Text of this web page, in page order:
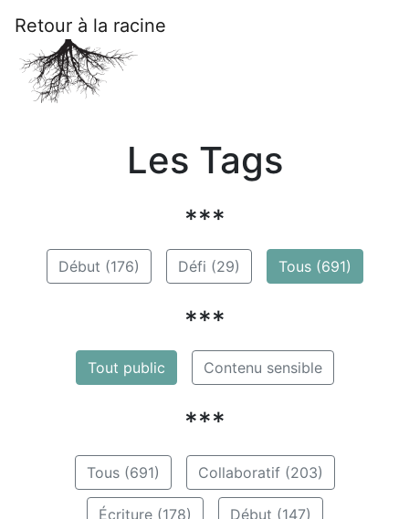
Retour à la racine
Les Tags
***
Début (176) Défi (29) Tous (691)
***
Tout public Contenu sensible
***
Tous (691) Collaboratif (203)
Écriture (178) Début (147)